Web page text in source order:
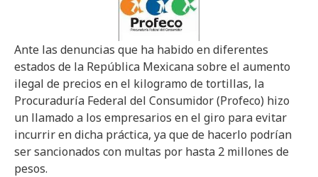
Ante las denuncias que ha habido en diferentes
estados de la República Mexicana sobre el aumento
ilegal de precios en el kilogramo de tortillas, la
Procuraduría Federal del Consumidor (Profeco) hizo
un llamado a los empresarios en el giro para evitar
incurrir en dicha práctica, ya que de hacerlo podrían
ser sancionados con multas por hasta 2 millones de
pesos.